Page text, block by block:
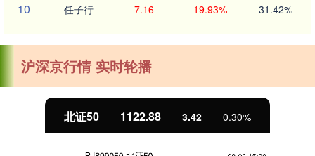
10 任子行 7.16 19.93% 31.42%
沪深京行情 实时轮播
北证50 1122.88 3.42 0.30%